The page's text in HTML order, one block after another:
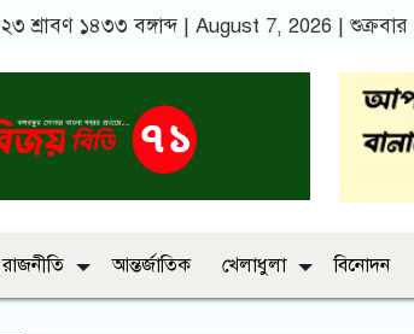
২৩ শ্রাবণ ১৪৩৩ বঙ্গাব্দ | August 7, 2026 | শুক্রবার
রাজনীতি আন্তর্জাতিক খেলাধুলা বিনোদন